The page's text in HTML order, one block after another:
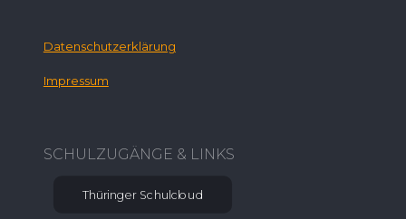
Datenschutzerklärung
Impressum
SCHULZUGÄNGE & LINKS
Thüringer Schulcloud